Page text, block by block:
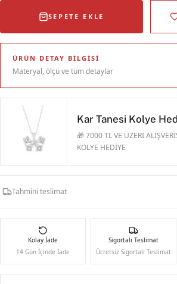
SEPETE EKLE
ÜRÜN DETAY BILGISI
Materyal, ölçü ve tüm detaylar
Kar Tanesi Kolye
🎁 7000 TL VE ÜZERİ
KOLYE HEDİYE
Tahmini teslimat
Kolay İade
14 Gün İçinde İade
Sigortalı Teslimat
Ücretsiz Sigortalı Teslimat